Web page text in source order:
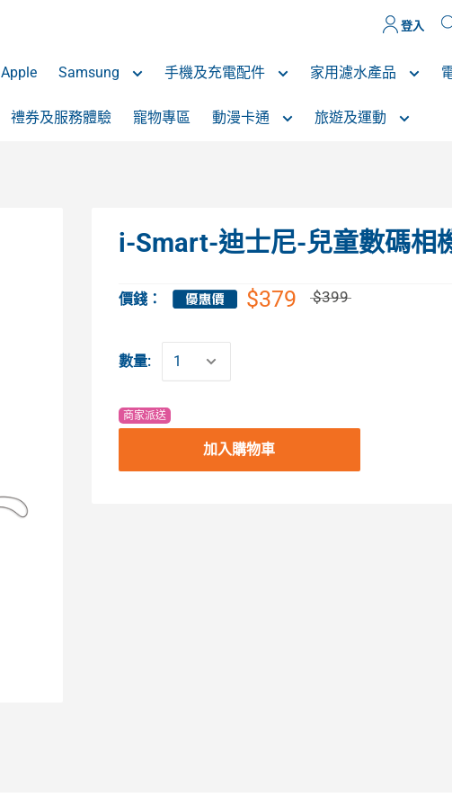
登入
Apple Samsung 手機及充電配件 家用濾水產品
禮券及服務體驗 寵物專區 動漫卡通 旅遊及運動
i-Smart-迪士尼-兒童數碼相
價錢： $379 $399
數量:
商家派送
加入購物車